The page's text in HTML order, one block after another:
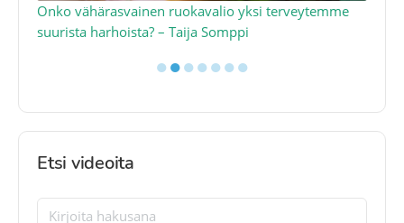
Onko vähärasvainen ruokavalio yksi terveytemme
suurista harhoista? – Taija Somppi
●●●●●●●
Etsi videoita